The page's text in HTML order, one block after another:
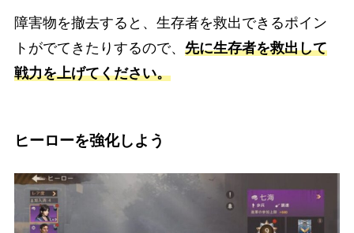
障害物を撤去すると、生存者を救出できるポイン
トがでてきたりするので、 先に生存者を救出して
戦力を上げてください。
ヒーローを強化しよう